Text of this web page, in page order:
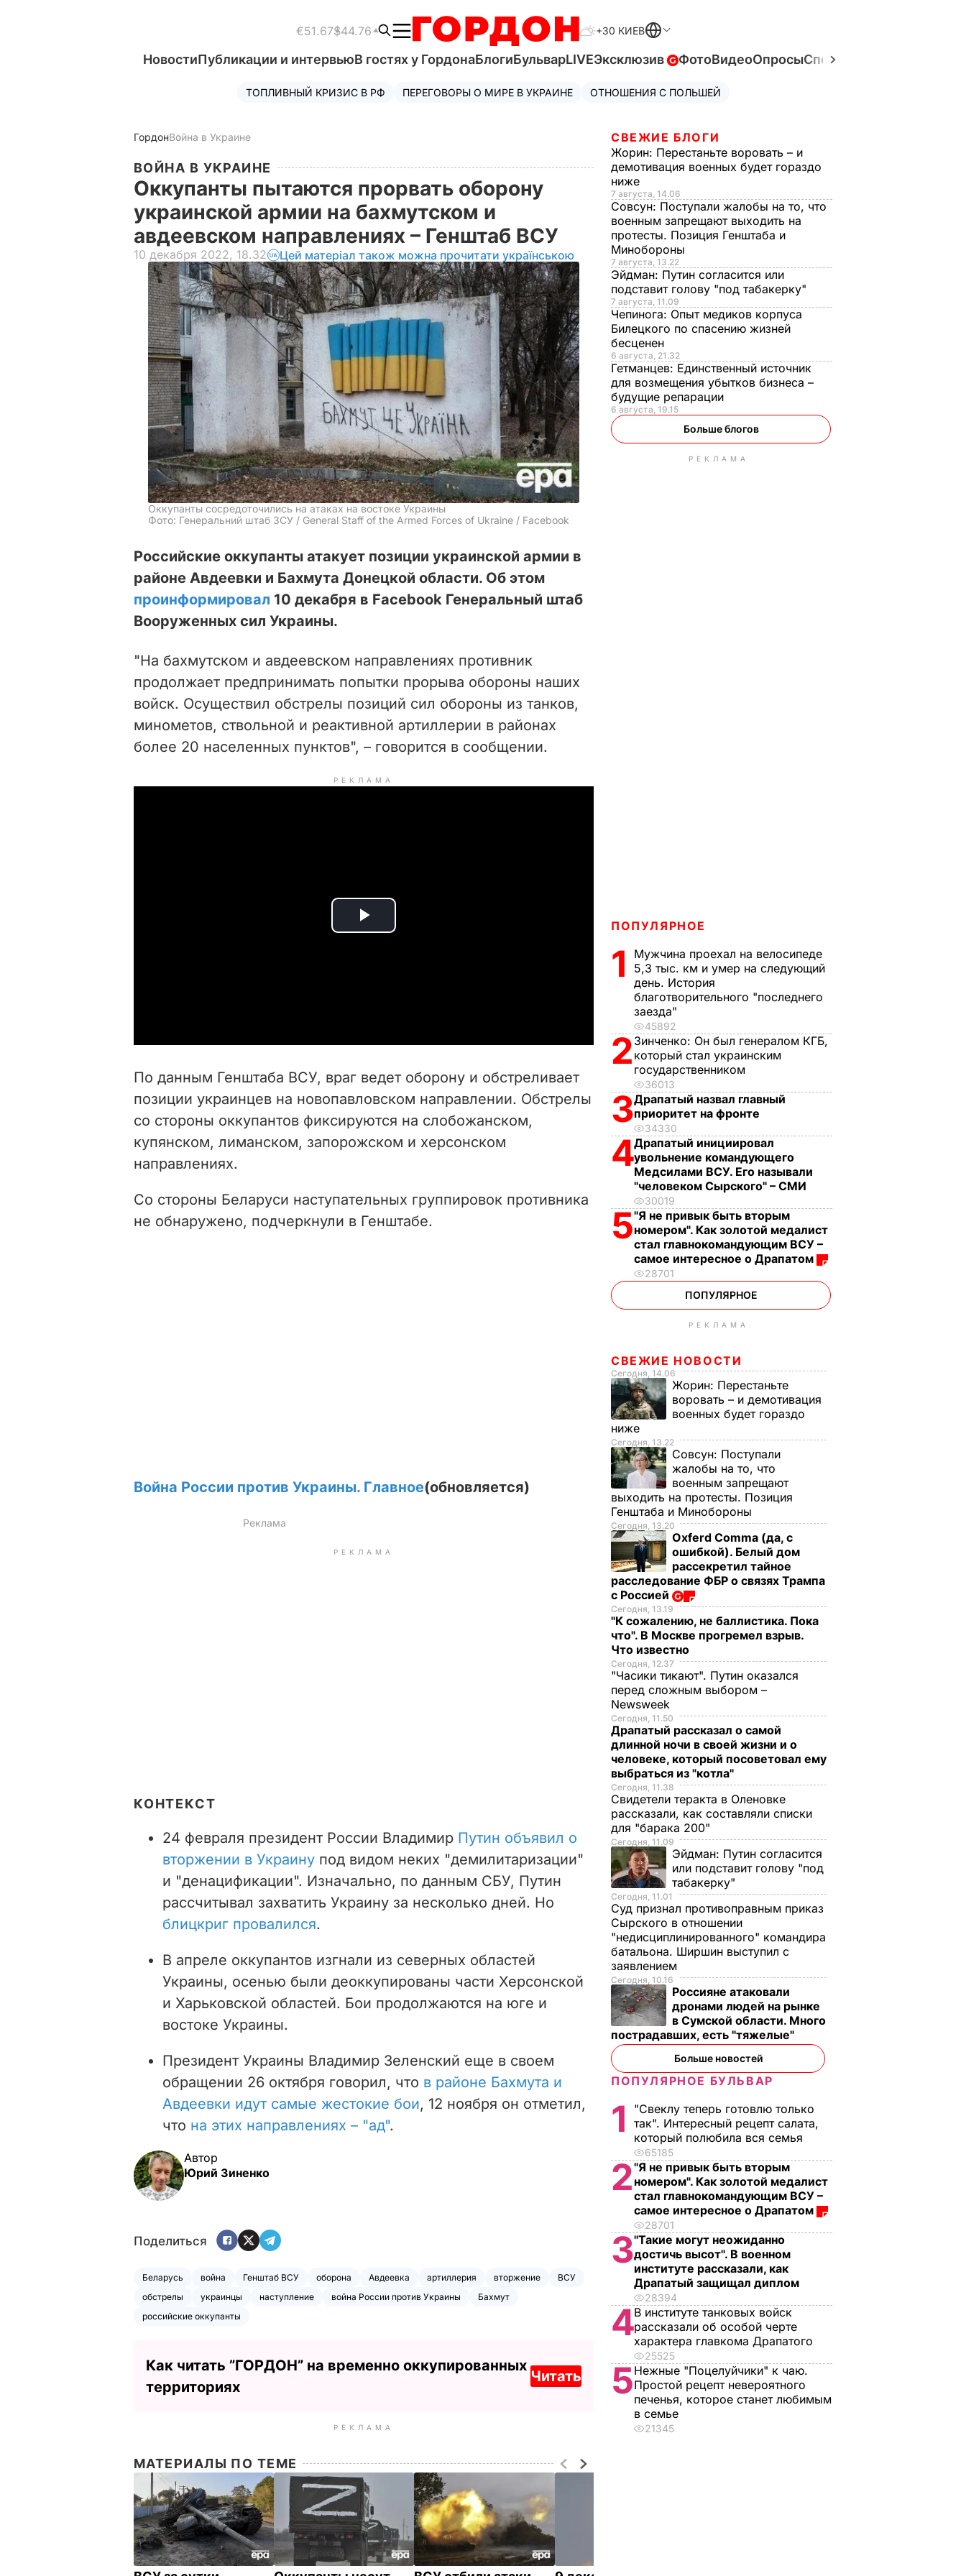
€51.67$44.76 +30 КИЕВ
НовостиПубликации и интервьюВ гостях у ГордонаБлогиБульварLIVEЭксклюзив ФотоВидеоОпросыСпецпроекты
ТОПЛИВНЫЙ КРИЗИС В РФ ПЕРЕГОВОРЫ О МИРЕ В УКРАИНЕ ОТНОШЕНИЯ С ПОЛЬШЕЙ
ГордонВойна в Украине
ВОЙНА В УКРАИНЕ
Оккупанты пытаются прорвать оборону
украинской армии на бахмутском и
авдеевском направлениях – Генштаб ВСУ
10 декабря 2022, 18.32 Цей матеріал також можна прочитати українською
Оккупанты сосредоточились на атаках на востоке Украины
Фото: Генеральний штаб ЗСУ / General Staff of the Armed Forces of Ukraine / Facebook
Российские оккупанты атакует позиции украинской армии в
районе Авдеевки и Бахмута Донецкой области. Об этом
проинформировал 10 декабря в Fаcebook Генеральный штаб
Вооруженных сил Украины.
"На бахмутском и авдеевском направлениях противник
продолжает предпринимать попытки прорыва обороны наших
войск. Осуществил обстрелы позиций сил обороны из танков,
минометов, ствольной и реактивной артиллерии в районах
более 20 населенных пунктов", – говорится в сообщении.
РЕКЛАМА
P
i
d
o
По данным Генштаба ВСУ, враг ведет оборону и обстреливает
позиции украинцев на новопавловском направлении. Обстрелы
со стороны оккупантов фиксируются на слобожанском,
купянском, лиманском, запорожском и херсонском
направлениях.
Со стороны Беларуси наступательных группировок противника
не обнаружено, подчеркнули в Генштабе.
Война России против Украины. Главное(обновляется)
РЕКЛАМА
КОНТЕКСТ
24 февраля президент России Владимир Путин объявил о
вторжении в Украину под видом неких "демилитаризации"
и "денацификации". Изначально, по данным СБУ, Путин
рассчитывал захватить Украину за несколько дней. Но
блицкриг провалился.
В апреле оккупантов изгнали из северных областей
Украины, осенью были деоккупированы части Херсонской
и Харьковской областей. Бои продолжаются на юге и
востоке Украины.
Президент Украины Владимир Зеленский еще в своем
обращении 26 октября говорил, что в районе Бахмута и
Авдеевки идут самые жестокие бои, 12 ноября он отметил,
что на этих направлениях – "ад".
Автор
Юрий Зиненко
Поделиться
Беларусь война Генштаб ВСУ оборона Авдеевка артиллерия вторжение
ВСУ
обстрелы
украинцы наступление война России против Украины
Бахмут
российские оккупанты
Как читать ”ГОРДОН” на временно оккупированных
территориях
Читать
РЕКЛАМА
МАТЕРИАЛЫ ПО ТЕМЕ
СВЕЖИЕ БЛОГИ
Жорин: Перестаньте воровать – и
демотивация военных будет гораздо
ниже
7 августа, 14.06
Совсун: Поступали жалобы на то, что
военным запрещают выходить на
протесты. Позиция Генштаба и
Минобороны
7 августа, 13.22
Эйдман: Путин согласится или
подставит голову "под табакерку"
7 августа, 11.09
Чепинога: Опыт медиков корпуса
Билецкого по спасению жизней
бесценен
6 августа, 21.32
Гетманцев: Единственный источник
для возмещения убытков бизнеса –
будущие репарации
6 августа, 19.15
Больше блогов
РЕКЛАМА
ПОПУЛЯРНОЕ
1
Мужчина проехал на велосипеде
5,3 тыс. км и умер на следующий
день. История
благотворительного "последнего
заезда"
45892
2 Зинченко: Он был генералом КГБ,
который стал украинским
государственником
36013
3Драпатый назвал главный
приоритет на фронте
34330
4Драпатый инициировал
увольнение командующего
Медсилами ВСУ. Его называли
"человеком Сырского" – СМИ
30019
5"Я не привык быть вторым
номером". Как золотой медалист
стал главнокомандующим ВСУ –
самое интересное о Драпатом
28701
ПОПУЛЯРНОЕ
РЕКЛАМА
СВЕЖИЕ НОВОСТИ
Сегодня, 14.06
Жорин: Перестаньте
воровать – и демотивация
военных будет гораздо
ниже
Сегодня, 13.22
Совсун: Поступали
жалобы на то, что
военным запрещают
выходить на протесты. Позиция
Генштаба и Минобороны
Сегодня, 13.20
Oxferd Comma (да, с
ошибкой). Белый дом
рассекретил тайное
расследование ФБР о связях Трампа
с Россией
Сегодня, 13.19
"К сожалению, не баллистика. Пока
что". В Москве прогремел взрыв.
Что известно
Сегодня, 12.37
"Часики тикают". Путин оказался
перед сложным выбором –
Newsweek
Сегодня, 11.50
Драпатый рассказал о самой
длинной ночи в своей жизни и о
человеке, который посоветовал ему
выбраться из "котла"
Сегодня, 11.38
Свидетели теракта в Оленовке
рассказали, как составляли списки
для "барака 200"
Сегодня, 11.09
Эйдман: Путин согласится
или подставит голову "под
табакерку"
Сегодня, 11.01
Суд признал противоправным приказ
Сырского в отношении
"недисциплинированного" командира
батальона. Ширшин выступил с
заявлением
Сегодня, 10.16
Россияне атаковали
дронами людей на рынке
в Сумской области. Много
пострадавших, есть "тяжелые"
Больше новостей
ПОПУЛЯРНОЕ БУЛЬВАР
1
"Свеклу теперь готовлю только
так". Интересный рецепт салата,
который полюбила вся семья
65185
2"Я не привык быть вторым
номером". Как золотой медалист
стал главнокомандующим ВСУ –
самое интересное о Драпатом
28701
3"Такие могут неожиданно
достичь высот". В военном
институте рассказали, как
Драпатый защищал диплом
28394
4В институте танковых войск
рассказали об особой черте
характера главкома Драпатого
25525
5Нежные "Поцелуйчики" к чаю.
Простой рецепт невероятного
печенья, которое станет любимым
в семье
21345